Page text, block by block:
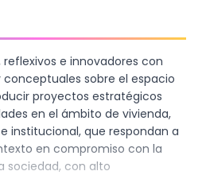
e innovadores con
conceptuales sobre el espacio
proyectos estratégicos
en el ámbito de vivienda,
institucional, que respondan a
en compromiso con la
sociedad, con alto